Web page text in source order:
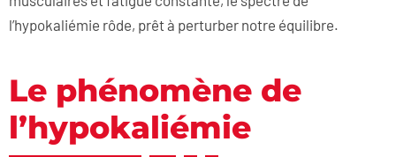
l’hypokaliémie rôde, prêt à perturber notre équilibre.
Le phénomène de
l’hypokaliémie